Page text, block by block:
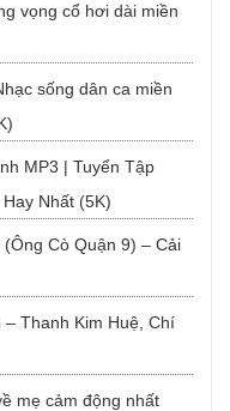
vọng cổ hơi dài miền
sống dân ca miền
MP3 | Tuyển Tập
Nhất (5K)
Cò Quận 9) – Cải
Thanh Kim Huệ, Chí
mẹ cảm động nhất